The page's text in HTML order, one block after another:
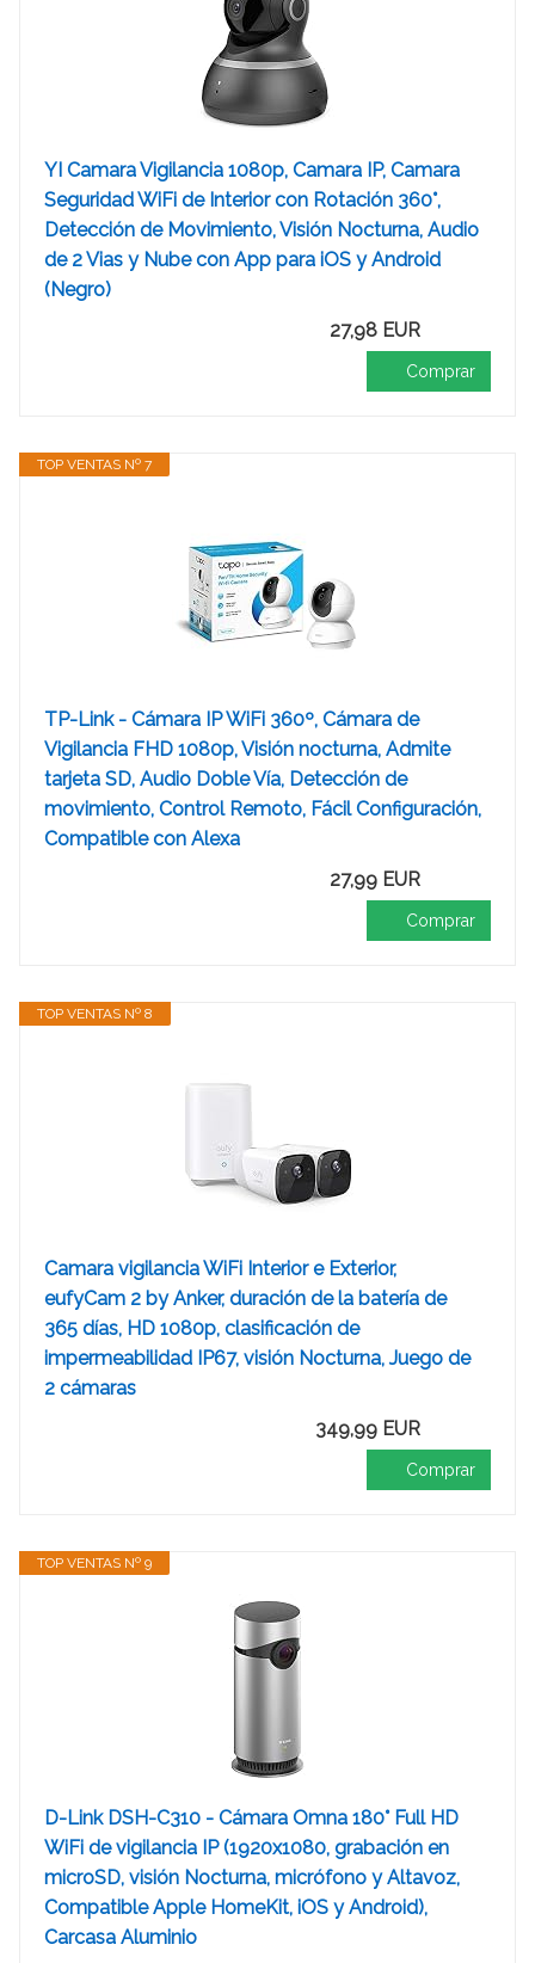
YI Camara Vigilancia 1080p, Camara IP, Camara
Seguridad WiFi de Interior con Rotación 360°,
Detección de Movimiento, Visión Nocturna, Audio
de 2 Vias y Nube con App para iOS y Android
(Negro)
27,98 EUR
Comprar
TOP VENTAS Nº 7
TP-Link - Cámara IP WiFi 360º, Cámara de
Vigilancia FHD 1080p, Visión nocturna, Admite
tarjeta SD, Audio Doble Vía, Detección de
movimiento, Control Remoto, Fácil Configuración,
Compatible con Alexa
27,99 EUR
Comprar
TOP VENTAS Nº 8
Camara vigilancia WiFi Interior e Exterior,
eufyCam 2 by Anker, duración de la batería de
365 días, HD 1080p, clasificación de
impermeabilidad IP67, visión Nocturna, Juego de
2 cámaras
349,99 EUR
Comprar
TOP VENTAS Nº 9
D-Link DSH-C310 - Cámara Omna 180° Full HD
WiFi de vigilancia IP (1920x1080, grabación en
microSD, visión Nocturna, micrófono y Altavoz,
Compatible Apple HomeKit, iOS y Android),
Carcasa Aluminio